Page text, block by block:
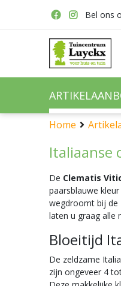
Home
Bel ons
Italiaanse
De Clematis
paarsblauwe
wegdroomt bij de
laten u graag alle
Bloeitijd
De zeldzame
zijn ongeveer 4